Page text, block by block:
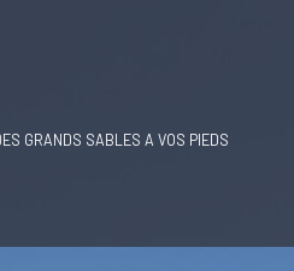
GRANDS SABLES A VOS PIEDS